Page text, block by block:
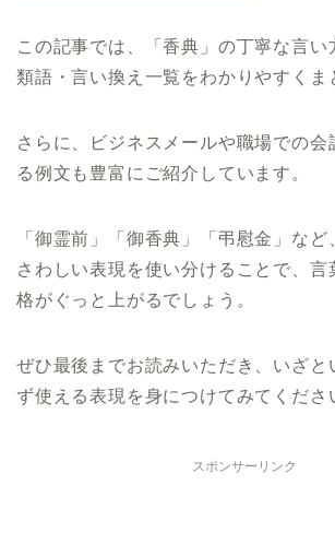
この記事では、「香典」の丁寧な言い
類語・言い換え一覧をわかりやすくま
さらに、ビジネスメールや職場での会
る例文も豊富にご紹介しています。
「御霊前」「御香典」「弔慰金」など
さわしい表現を使い分けることで、言
格がぐっと上がるでしょう。
ぜひ最後までお読みいただき、いざと
ず使える表現を身につけてみてくださ
スポンサーリンク